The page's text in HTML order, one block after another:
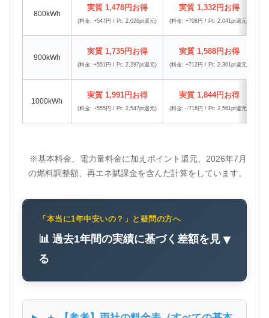
800kWh
実質 1,478円お得
(料金: +547円 / Pt: 2,026pt還元)
実質 1,332円お得
(料金: +708円 / Pt: 2,041pt還元)
900kWh
実質 1,735円お得
(料金: +551円 / Pt: 2,287pt還元)
実質 1,588円お得
(料金: +712円 / Pt: 2,301pt還元)
1000kWh
実質 1,991円お得
(料金: +555円 / Pt: 2,547pt還元)
実質 1,844円お得
(料金: +716円 / Pt: 2,561pt還元)
※基本料金、電力量料金に加えポイント還元、2026年7月
の燃料調整額、再エネ賦課金を含んだ計算をしています。
「本当に1年中安いの？」と疑問の方へ
📊 過去1年間の実績に基づく差額を見
る
▼